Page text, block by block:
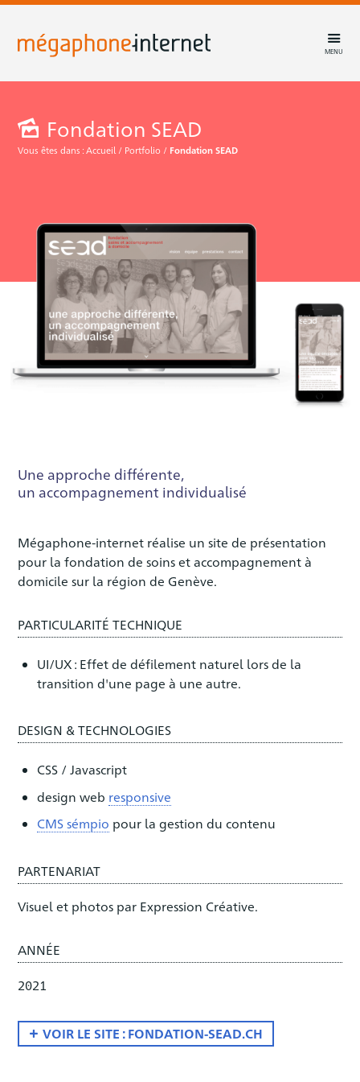
MENU
Fondation SEAD
Vous êtes dans :Accueil / Portfolio / Fondation SEAD
Une approche différente,
un accompagnement individualisé
Mégaphone-internet réalise un site de présentation
pour la fondation de soins et accompagnement à
domicile sur la région de Genève.
PARTICULARITÉ TECHNIQUE
UI/UX : Effet de défilement naturel lors de la
transition d'une page à une autre.
DESIGN & TECHNOLOGIES
CSS / Javascript
design web responsive
CMS sémpio pour la gestion du contenu
PARTENARIAT
Visuel et photos par Expression Créative.
ANNÉE
2021
VOIR LE SITE : FONDATION-SEAD.CH